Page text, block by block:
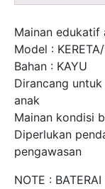
Mainan edukatif
Model :
Bahan : KAYU
Dirancang
anak
Mainan kondisi
Diperlukan
pengawasan
NOTE :